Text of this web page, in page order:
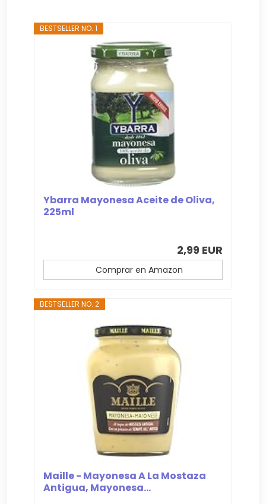
BESTSELLER NO. 1
Ybarra Mayonesa Aceite de Oliva,
225ml
2,99 EUR
Comprar en Amazon
BESTSELLER NO. 2
Maille - Mayonesa A La Mostaza
Antigua, Mayonesa...